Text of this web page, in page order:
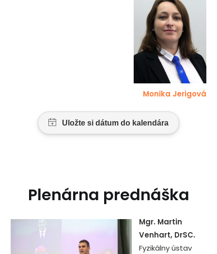
Monika Jerigová
Plenárna prednáška
Mgr. Martin
Venhart, DrSC.
Fyzikálny ústav